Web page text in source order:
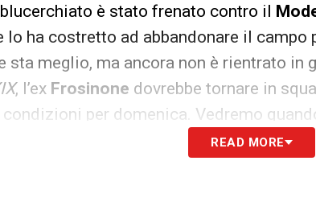
è stato frenato contro il
lo ha costretto ad abbandonare il
sta meglio, ma ancora non è rientrato in
, l’ex Frosinone dovrebbe tornare in
per domenica. Vedremo
READ MORE